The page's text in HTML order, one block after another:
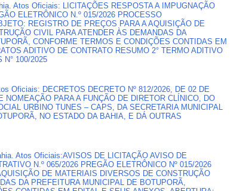
Atos Oficiais: LICITAÇÕES RESPOSTA A IMPUGNAÇÃO
ELETRÔNICO N.º 015/2026 PROCESSO
REGISTRO DE PREÇOS PARA A AQUISIÇÃO DE
CIVIL PARA ATENDER ÀS DEMANDAS DA
CONFORME TERMOS E CONDIÇÕES CONTIDAS EM
ADITIVO DE CONTRATO RESUMO 2° TERMO ADITIVO
N° 100/2025
Oficiais: DECRETOS DECRETO Nº 812/2026, DE 02 DE
NOMEAÇÃO PARA A FUNÇÃO DE DIRETOR CLÍNICO, DO
URBINO TUNES – CAPS, DA SECRETARIA MUNICIPAL
NO ESTADO DA BAHIA, E DÁ OUTRAS
Atos Oficiais:AVISOS DE LICITAÇÃO AVISO DE
N.º 065/2026 PREGÃO ELETRÔNICO Nº 015/2026
DE MATERIAIS DIVERSOS DE CONSTRUÇÃO
DA PREFEITURA MUNICIPAL DE BOTUPORÃ,